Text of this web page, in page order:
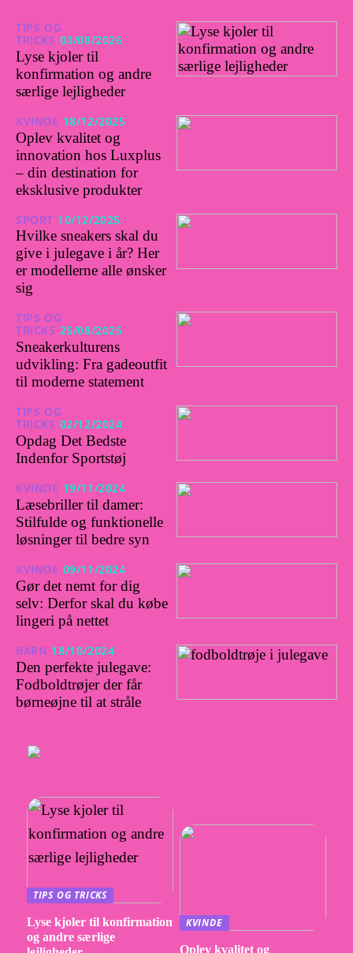
TIPS OG
TRICKS 03/08/2026
Lyse kjoler til
konfirmation og andre
særlige lejligheder
KVINDE 18/12/2025
Oplev kvalitet og
innovation hos Luxplus
– din destination for
eksklusive produkter
SPORT 10/12/2025
Hvilke sneakers skal du
give i julegave i år? Her
er modellerne alle ønsker
sig
TIPS OG
TRICKS 25/08/2025
Sneakerkulturens
udvikling: Fra gadeoutfit
til moderne statement
TIPS OG
TRICKS 02/12/2024
Opdag Det Bedste
Indenfor Sportstøj
KVINDE 19/11/2024
Læsebriller til damer:
Stilfulde og funktionelle
løsninger til bedre syn
KVINDE 09/11/2024
Gør det nemt for dig
selv: Derfor skal du købe
lingeri på nettet
BARN 18/10/2024
Den perfekte julegave:
Fodboldtrøjer der får
børneøjne til at stråle
TIPS OG TRICKS
Lyse kjoler til konfirmation
og andre særlige
KVINDE
Oplev kvalitet og